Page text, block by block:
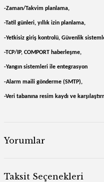
-Zaman/Takvim planlama,
-Tatil günleri, yıllık izin planlama,
-Yetkisiz giriş kontrolü, Güvenlik
-TCP/IP, COMPORT haberleşme,
-Yangın sistemleri ile entegrasyon
-Alarm maili gönderme (SMTP),
-Veri tabanına resim kaydı ve
Yorumlar
Taksit Seçenekleri